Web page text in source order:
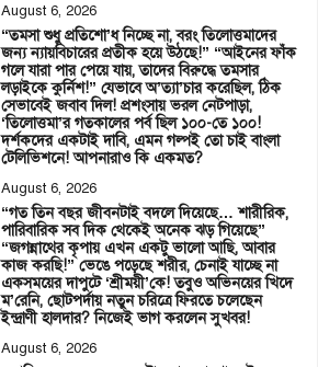
August 6, 2026
“তমসা শুধু প্রতিশো’ধ নিচ্ছে না, বরং তিলোত্তমাদের
জন্য ন্যায়বিচারের প্রতীক হয়ে উঠছে!” “আইনের ফাঁক
গলে যারা পার পেয়ে যায়, তাদের বিরুদ্ধে তমসার
লড়াইকে কুর্নিশ!” যেভাবে অ’ত্যা’চার করেছিল, ঠিক
সেভাবেই জবাব দিল! প্রশংসায় ভরল নেটপাড়া,
‘তিলোত্তমা’র গতকালের পর্ব ছিল ১০০-তে ১০০!
দর্শকদের একটাই দাবি, এমন গল্পই তো চাই বাংলা
টেলিভিশনে! আপনারাও কি একমত?
August 6, 2026
“গত তিন বছর জীবনটাই বদলে দিয়েছে… শারীরিক,
পারিবারিক সব দিক থেকেই অনেক ঝড় গিয়েছে”
“জগন্নাথের কৃপায় এখন একটু ভালো আছি, আবার
কাজ করছি!” ভেঙে পড়েছে শরীর, চেনাই যাচ্ছে না
একসময়ের দাপুটে ‘শ্রীময়ী’কে! তবুও অভিনয়ের খিদে
ম’রেনি, ছোটপর্দায় নতুন চরিত্রে ফিরতে চলেছেন
ইন্দ্রাণী হালদার? নিজেই ভাগ করলেন সুখবর!
August 6, 2026